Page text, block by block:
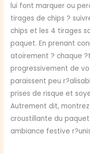
lui font marquer ou
tirages de chips ?
chips et les 4 tirages
paquet. En prenant
atoirement ? chaque
progressivement de
paraissent peu
prises de risque et
Autrement dit,
croustillante du
ambiance festive